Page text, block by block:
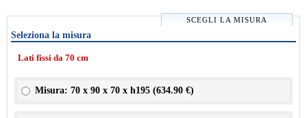
SCEGLI LA MISURA
Seleziona la misura
Lati fissi da 70 cm
Misura: 70 x 90 x 70 x h195 (634.90 €)